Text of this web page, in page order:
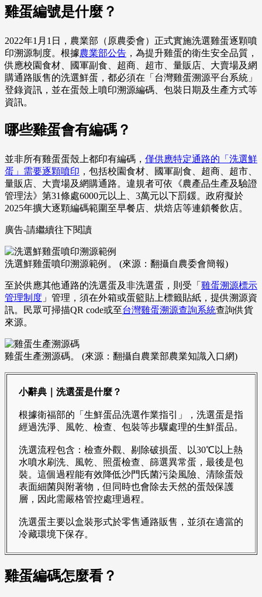
雞蛋編號是什麼？
2022年1月1日，農業部（原農委會）正式實施洗選雞蛋逐顆噴
印溯源制度。根據農業部公告 ，為提升雞蛋的衛生安全品質，
供應校園食材、國軍副食、超商、超市、量販店、大賣場及網
購通路販售的洗選鮮蛋，都必須在「台灣雞蛋溯源平台系統」
登錄資訊，並在蛋殼上噴印溯源編碼、包裝日期及生產方式等
資訊。
哪些雞蛋會有編碼？
並非所有雞蛋蛋殼上都印有編碼， 僅供應特定通路的「洗選鮮
蛋」需要逐顆噴印 ，包括校園食材、國軍副食、超商、超市、
量販店、大賣場及網購通路。違規者可依《農產品生產及驗證
管理法》第31條處6000元以上、3萬元以下罰鍰。政府擬於
2025年擴大逐顆編碼範圍至早餐店、烘焙店等連鎖餐飲店。
廣告-請繼續往下閱讀
洗選鮮雞蛋噴印溯源範例。 (來源：翻攝自農委會簡報)
至於供應其他通路的洗選蛋及非洗選蛋，則受「 雞蛋溯源標示
管理制度 」管理，須在外箱或蛋籃貼上標籤貼紙，提供溯源資
訊。民眾可掃描QR code或至台灣雞蛋溯源查詢系統查詢供貨
來源。
雞蛋生產溯源碼。 (來源：翻攝自農業部農業知識入口網)
小辭典｜洗選蛋是什麼？
根據衛福部的「生鮮蛋品洗選作業指引」，洗選蛋是指
經過洗淨、風乾、檢查、包裝等步驟處理的生鮮蛋品。
洗選流程包含：檢查外觀、剔除破損蛋、以30℃以上熱
水噴水刷洗、風乾、照蛋檢查、篩選異常蛋，最後是包
裝。這個過程能有效降低沙門氏菌污染風險、清除蛋殼
表面細菌與附著物，但同時也會除去天然的蛋殼保護
層，因此需嚴格管控處理過程。
洗選蛋主要以盒裝形式於零售通路販售，並須在適當的
冷藏環境下保存。
雞蛋編碼怎麼看？